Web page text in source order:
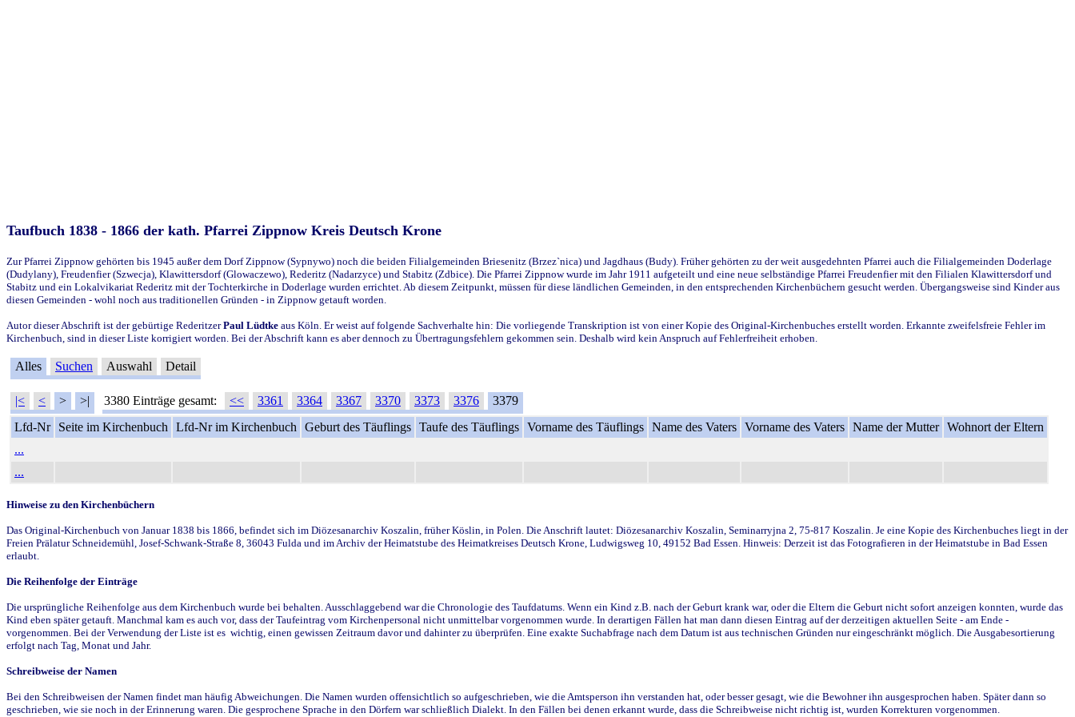
Taufbuch 1838 - 1866 der kath. Pfarrei Zippnow Kreis Deutsch Krone
Zur Pfarrei Zippnow gehörten bis 1945 außer dem Dorf Zippnow (Sypnywo) noch die beiden Filialgemeinden Briesenitz (Brzez`nica) und Jagdhaus (Budy). Früher gehörten zu der weit ausgedehnten Pfarrei auch die Filialgemeinden Doderlage
(Dudylany), Freudenfier (Szwecja), Klawittersdorf (Glowaczewo), Rederitz (Nadarzyce) und Stabitz (Zdbice). Die Pfarrei Zippnow wurde im Jahr 1911 aufgeteilt und eine neue selbständige Pfarrei Freudenfier mit den Filialen Klawittersdorf und
Stabitz und ein Lokalvikariat Rederitz mit der Tochterkirche in Doderlage wurden errichtet. Ab diesem Zeitpunkt, müssen für diese ländlichen Gemeinden, in den entsprechenden Kirchenbüchern gesucht werden. Übergangsweise sind Kinder aus
diesen Gemeinden - wohl noch aus traditionellen Gründen - in Zippnow getauft worden.
Autor dieser Abschrift ist der gebürtige RederitzerPaul Lüdtke aus Köln. Er weist auf folgende Sachverhalte hin: Die vorliegende Transkription ist von einer Kopie des Original-Kirchenbuches erstellt worden. Erkannte zweifelsfreie Fehler im
Kirchenbuch, sind in dieser Liste korrigiert worden. Bei der Abschrift kann es aber dennoch zu Übertragungsfehlern gekommen sein. Deshalb wird kein Anspruch auf Fehlerfreiheit erhoben.
Alles Suchen Auswahl Detail
|< < > >| 3380 Einträge gesamt: << 3361 3364 3367 3370 3373 3376
3379
Lfd-Nr
Seite im Kirchenbuch Lfd-Nr im Kirchenbuch Geburt des Täuflings Taufe des Täuflings Vorname des Täuflings Name des Vaters Vorname des Vaters Name der Mutter Wohnort der Eltern
...
...
Hinweise zu den Kirchenbüchern
Das Original-Kirchenbuch von Januar 1838 bis 1866, befindet sich im Diözesanarchiv Koszalin, früher Köslin, in Polen. Die Anschrift lautet: Diözesanarchiv Koszalin, Seminarryjna 2, 75-817 Koszalin. Je eine Kopie des Kirchenbuches liegt in der
Freien Prälatur Schneidemühl, Josef-Schwank-Straße 8, 36043 Fulda und im Archiv der Heimatstube des Heimatkreises Deutsch Krone, Ludwigsweg 10, 49152 Bad Essen. Hinweis: Derzeit ist das Fotografieren in der Heimatstube in Bad Essen
erlaubt.
Die Reihenfolge der Einträge
Die ursprüngliche Reihenfolge aus dem Kirchenbuch wurde bei behalten. Ausschlaggebend war die Chronologie des Taufdatums. Wenn ein Kind z.B. nach der Geburt krank war, oder die Eltern die Geburt nicht sofort anzeigen konnten, wurde das
Kind eben später getauft. Manchmal kam es auch vor, dass der Taufeintrag vom Kirchenpersonal nicht unmittelbar vorgenommen wurde. In derartigen Fällen hat man dann diesen Eintrag auf der derzeitigen aktuellen Seite - am Ende -
vorgenommen. Bei der Verwendung der Liste ist es wichtig, einen gewissen Zeitraum davor und dahinter zu überprüfen. Eine exakte Suchabfrage nach dem Datum ist aus technischen Gründen nur eingeschränkt möglich. Die Ausgabesortierung
erfolgt nach Tag, Monat und Jahr.
Schreibweise der Namen
Bei den Schreibweisen der Namen findet man häufig Abweichungen. Die Namen wurden offensichtlich so aufgeschrieben, wie die Amtsperson ihn verstanden hat, oder besser gesagt, wie die Bewohner ihn ausgesprochen haben. Später dann so
geschrieben, wie sie noch in der Erinnerung waren. Die gesprochene Sprache in den Dörfern war schließlich Dialekt. In den Fällen bei denen erkannt wurde, dass die Schreibweise nicht richtig ist, wurden Korrekturen vorgenommen.